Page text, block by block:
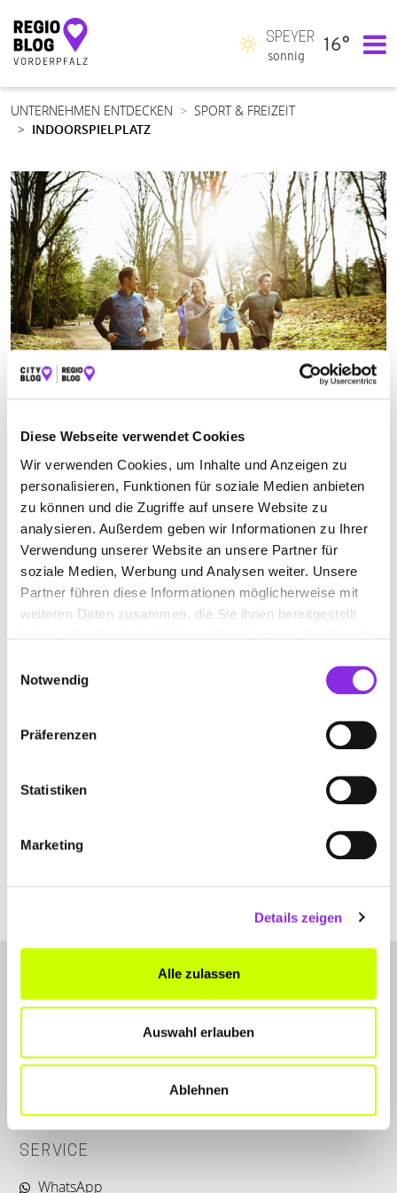
Diese Webseite verwendet Cookies
Wir verwenden Cookies, um Inhalte und Anzeigen zu
personalisieren, Funktionen für soziale Medien anbieten
zu können und die Zugriffe auf unsere Website zu
analysieren. Außerdem geben wir Informationen zu Ihrer
Verwendung unserer Website an unsere Partner für
soziale Medien, Werbung und Analysen weiter. Unsere
Partner führen diese Informationen möglicherweise mit
weiteren Daten zusammen, die Sie ihnen bereitgestellt
Notwendig
Präferenzen
Statistiken
Marketing
Details zeigen
Alle zulassen
Auswahl erlauben
Ablehnen
Hauptnavigation
SPEYER
sonnig
16°
UNTERNEHMEN ENTDECKEN
SPORT & FREIZEIT
INDOORSPIELPLATZ
INDOORSPIELPLATZ
Suchen nach
ALLE FRANKENTHAL
KID´S INN – FREIZEITANLAGE BARTH
Mahlastraße 96
Kontakt
SERVICE
WhatsApp